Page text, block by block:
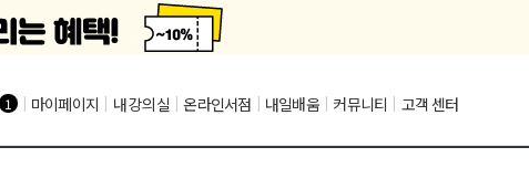
1 | 마이페이지 | 내 강의실 | 온라인서점 | 내일배움 | 커뮤니티 | 고객 센터